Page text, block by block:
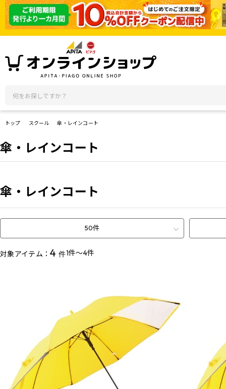
トップ スクール 傘・レインコート
傘・レインコート
傘・レインコート
50件
対象アイテム：4件1件～4件